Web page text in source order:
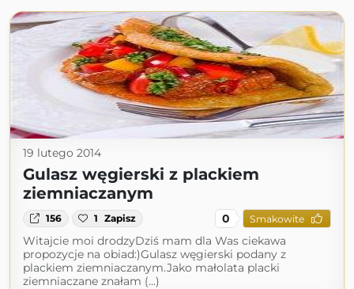
19 lutego 2014
Gulasz węgierski z plackiem
ziemniaczanym
156 1 Zapisz 0 Smakowite
Witajcie moi drodzyDziś mam dla Was ciekawa
propozycje na obiad:)Gulasz węgierski podany z
plackiem ziemniaczanym.Jako małolata placki
ziemniaczane znałam (...)